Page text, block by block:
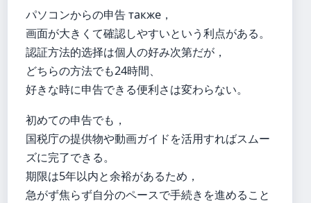
パソコンからの申告 также，
画面が大きくて確認しやすいという利点がある。
認証方法的选择は個人の好み次第だが，
どちらの方法でも24時間、
好きな時に申告できる便利さは変わらない。
初めての申告でも，
国税庁の提供物や動画ガイドを活用すればスムー
ズに完了できる。
期限は5年以内と余裕があるため，
急がず焦らず自分のペースで手続きを進めること